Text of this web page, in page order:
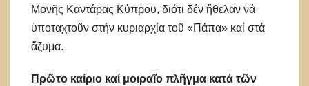
Μονῆς Καντάρας Κύπρου, διότι δέν ἤθελαν νά
ὑποταχτοῦν στήν κυριαρχία τοῦ «Πάπα» καί στά
ἄζυμα.
Πρῶτο καίριο καί μοιραῖο πλῆγμα κατά τῶν